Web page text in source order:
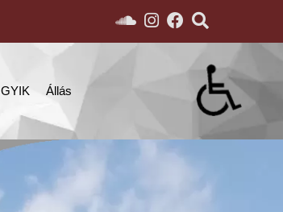
GYIK Állás